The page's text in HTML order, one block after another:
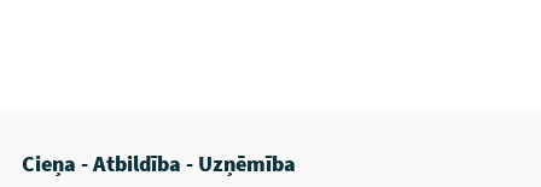
Cieņa - Atbildība - Uzņēmība